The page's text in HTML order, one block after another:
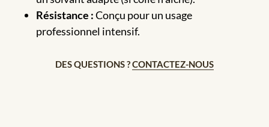
Résistance :Conçu pour un usage
professionnel intensif.
DES QUESTIONS ?CONTACTEZ-NOUS